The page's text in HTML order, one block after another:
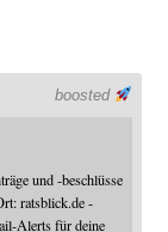
boosted
und -beschlüsse
ratsblick.de -
Alerts für deine